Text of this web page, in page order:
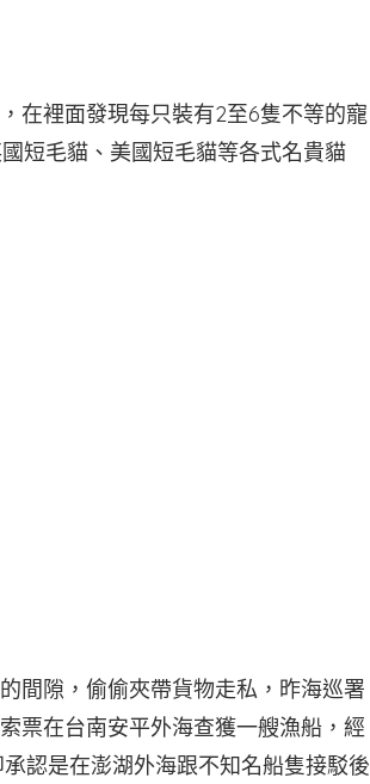
在裡面發現每只裝有2至6隻不等的寵
短毛貓、美國短毛貓等各式名貴貓
間隙，偷偷夾帶貨物走私，昨海巡署
票在台南安平外海查獲一艘漁船，經
認是在澎湖外海跟不知名船隻接駁後